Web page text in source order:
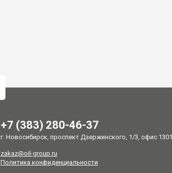
+7 (383) 280-46-37
г. Новосибирск, проспект Дзержинского, 1/3, офис 1301
zakaz@oil-group.ru
Политика конфиденциальности